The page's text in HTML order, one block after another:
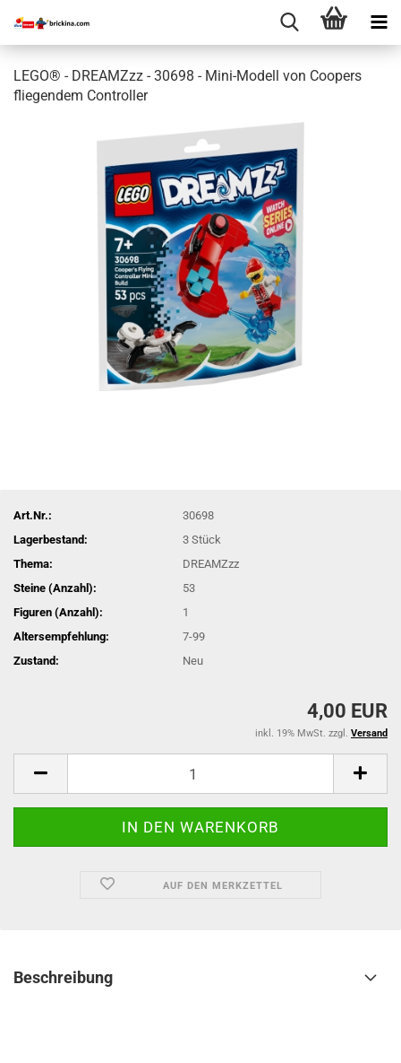
LEGO® - DREAMZzz - 30698 - Mini-Modell von Coopers
fliegendem Controller
Art.Nr.:
30698
Lagerbestand:
3Stück
Thema:
DREAMZzz
Steine (Anzahl):
53
Figuren (Anzahl):
1
Altersempfehlung:
7-99
Zustand:
Neu
4,00 EUR
inkl. 19% MwSt. zzgl. Versand
AUF DEN MERKZETTEL
Beschreibung